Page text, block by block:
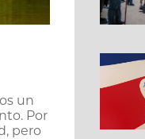
un
Por
pero